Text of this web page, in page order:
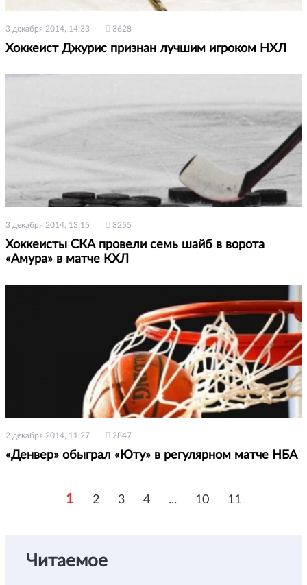
3 декабря 2014, 14:33 3628
Хоккеист Джурис признан лучшим игроком НХЛ
3 декабря 2014, 13:15 3255
Хоккеисты СКА провели семь шайб в ворота
«Амура» в матче КХЛ
2 декабря 2014, 11:27 2847
«Денвер» обыграл «Юту» в регулярном матче НБА
1 2 3 4 ... 10 11
Читаемое